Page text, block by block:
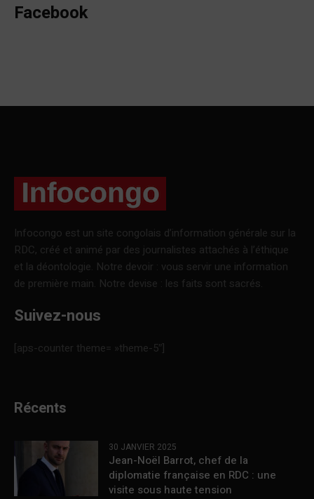
Facebook
Infocongo est un site congolais d’information générale sur la
RDC, créé et animé par des journalistes attachés à l’éthique
et la déontologie. Notre devoir : vous servir une information
de première main. Notre devise : les faits sont sacrés.
Suivez-nous
[aps-counter theme= »theme-5″]
Récents
30 JANVIER 2025
Jean-Noël Barrot, chef de la
diplomatie française en RDC : une
visite sous haute tension